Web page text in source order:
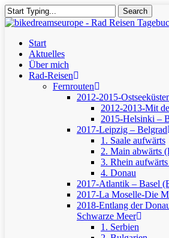
Skip
to
content
Search
Close
Menu
Start
Aktuelles
Über mich
Rad-Reisen
Fernrouten
2012-2015-
2012-2013-Mit
2015-Helsinki –
2017-Leipzig – Belgrad
1. Saale aufwärts
2. Main abwärts
3. Rhein
4. Donau
2017-Atlantik – Basel
2017-La Moselle-Die
2018-Entlang der
Schwarze Meer
1. Serbien